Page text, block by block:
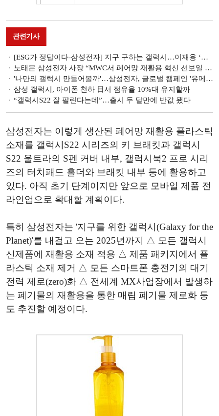
관련기사
[ESG가 정답이다-삼성전자] 지구 구하는 갤럭시…이재용 ‘뉴 삼성’ 앞당긴다
노태문 삼성전자 사장 “MWC서 폐어망 재활용 혁신 선보일 것”
'나만의 갤럭시 만들어볼까'…삼성전자, 글로벌 캠페인 '유메이크' 시작
삼성 갤럭시, 아이폰 천하 日서 점유율 10%대 유지할까
“갤럭시S22 잘 팔린다는데”…출시 두 달만에 반값 됐다
삼성전자는 이렇게 생산된 폐어망 재활용 플라스틱
소재를 갤럭시S22 시리즈의 키 브래킷과 갤럭시
S22 울트라의 S펜 커버 내부, 갤럭시북2 프로 시리
즈의 터치패드 홀더와 브래킷 내부 등에 활용하고
있다. 아직 초기 단계이지만 앞으로 모바일 제품 전
라인업으로 확대할 계획이다.
특히 삼성전자는 '지구를 위한 갤럭시(Galaxy for the
Planet)'를 내걸고 오는 2025년까지 △ 모든 갤럭시
신제품에 재활용 소재 적용 △ 제품 패키지에서 플
라스틱 소재 제거 △ 모든 스마트폰 충전기의 대기
전력 제로(zero)화 △ 전세계 MX사업장에서 발생하
는 폐기물의 재활용을 통한 매립 폐기물 제로화 등
도 추진할 예정이다.